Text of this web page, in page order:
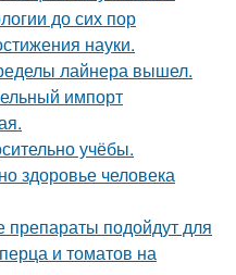
до сих пор
науки.
лайнера вышел.
импорт
учёбы.
здоровье человека
препараты подойдут для
и томатов на